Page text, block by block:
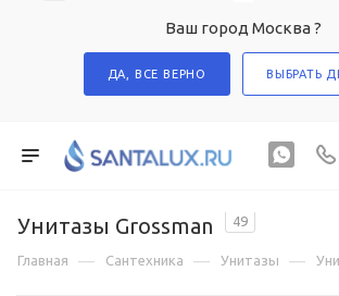
Ваш город Москва ?
ДА, ВСЕ ВЕРНО ВЫБРАТЬ
Унитазы Grossman 49
Главная — Сантехника — Унитазы —